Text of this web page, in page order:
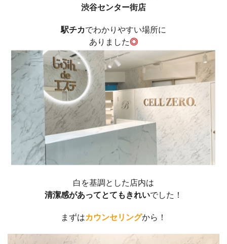
渋谷センター街店
駅チカでわかりやすい場所に
ありました◎
白を基調とした店内は
清潔感があってとてもきれいでした！
まずはカウンセリングから！